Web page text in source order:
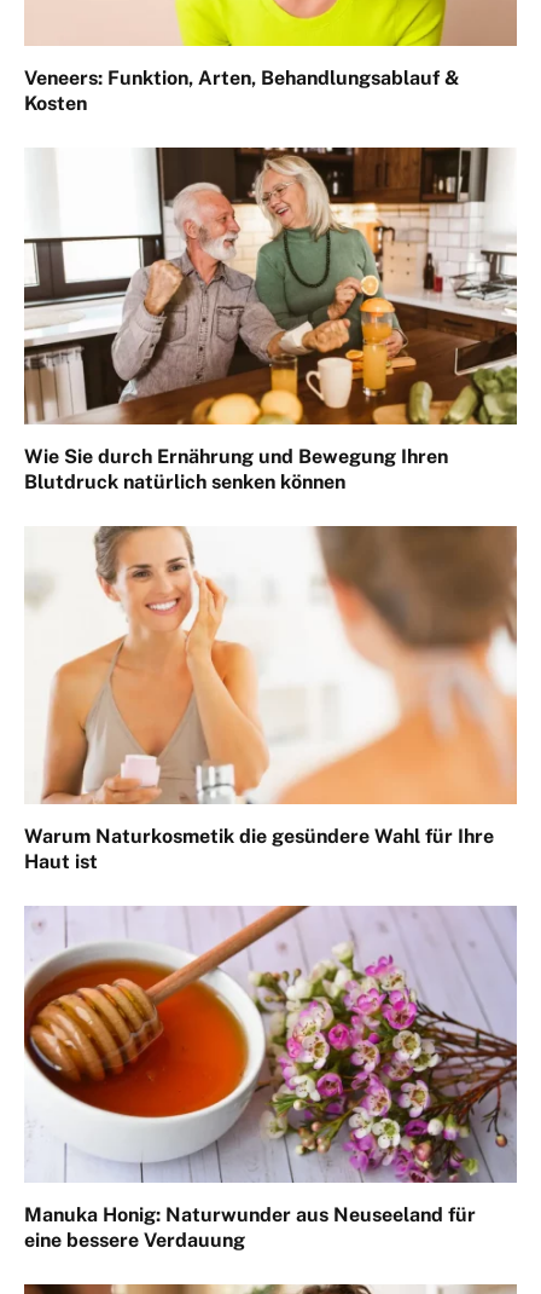
Veneers: Funktion, Arten, Behandlungsablauf &
Kosten
Wie Sie durch Ernährung und Bewegung Ihren
Blutdruck natürlich senken können
Warum Naturkosmetik die gesündere Wahl für Ihre
Haut ist
Manuka Honig: Naturwunder aus Neuseeland für
eine bessere Verdauung